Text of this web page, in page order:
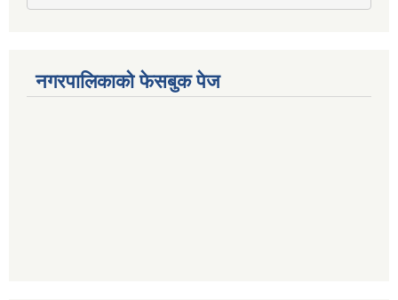
नगरपालिकाको फेसबुक पेज